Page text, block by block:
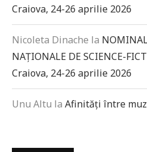
Craiova, 24-26 aprilie 2026
Nicoleta Dinache la
NAȚIONALE DE SCIENCE-
Craiova, 24-26 aprilie 2026
Unu Altu la Afinități între